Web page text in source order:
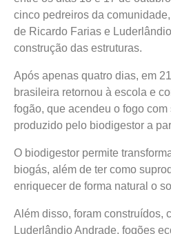
cinco pedreiros da
de Ricardo Farias e
construção das estruturas.
Após apenas quatro dias, em
brasileira retornou à escola e
fogão, que acendeu o fogo
produzido pelo biodigestor a
O biodigestor permite
biogás, além de ter como
enriquecer de forma natural o
Além disso, foram construídos,
Luderlândio Andrade, fogões